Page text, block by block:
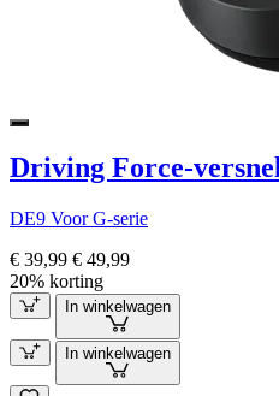
Driving Force-
DE9 Voor G-serie
€ 39,99 € 49,99
20% korting
In winkelwagen
In winkelwagen